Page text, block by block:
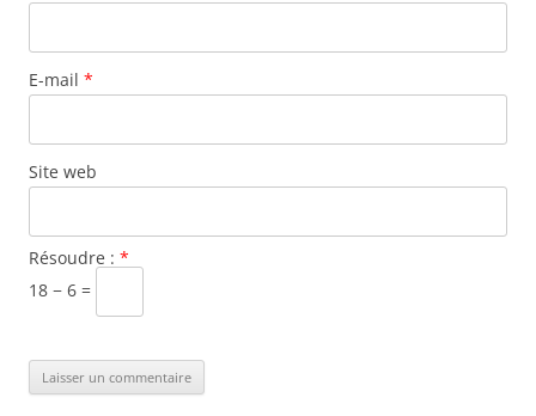
E-mail *
Site web
Résoudre : *
18 − 6 =